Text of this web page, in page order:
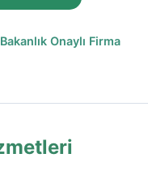
Onaylı Firma